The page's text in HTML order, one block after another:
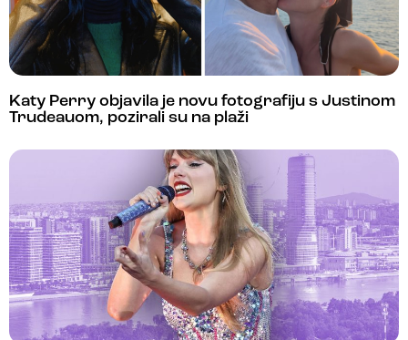
Katy Perry objavila je novu fotografiju s Justinom
Trudeauom, pozirali su na plaži